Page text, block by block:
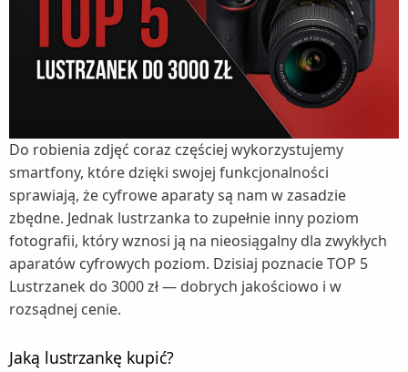
Do robienia zdjęć coraz częściej wykorzystujemy
smartfony, które dzięki swojej funkcjonalności
sprawiają, że cyfrowe aparaty są nam w zasadzie
zbędne. Jednak lustrzanka to zupełnie inny poziom
fotografii, który wznosi ją na nieosiągalny dla zwykłych
aparatów cyfrowych poziom. Dzisiaj poznacie TOP 5
Lustrzanek do 3000 zł — dobrych jakościowo i w
rozsądnej cenie.
Jaką lustrzankę kupić?